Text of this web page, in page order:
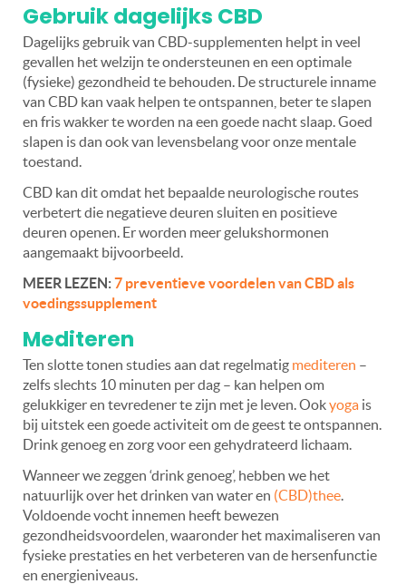
Gebruik dagelijks CBD
Dagelijks gebruik van CBD-supplementen helpt in veel
gevallen het welzijn te ondersteunen en een optimale
(fysieke) gezondheid te behouden. De structurele inname
van CBD kan vaak helpen te ontspannen, beter te slapen
en fris wakker te worden na een goede nacht slaap. Goed
slapen is dan ook van levensbelang voor onze mentale
toestand.
CBD kan dit omdat het bepaalde neurologische routes
verbetert die negatieve deuren sluiten en positieve
deuren openen. Er worden meer gelukshormonen
aangemaakt bijvoorbeeld.
MEER LEZEN:7 preventieve voordelen van CBD als
voedingssupplement
Mediteren
Ten slotte tonen studies aan dat regelmatig mediteren –
zelfs slechts 10 minuten per dag – kan helpen om
gelukkiger en tevredener te zijn met je leven. Ookyoga is
bij uitstek een goede activiteit om de geest te ontspannen.
Drink genoeg en zorg voor een gehydrateerd lichaam.
Wanneer we zeggen ‘drink genoeg’, hebben we het
natuurlijk over het drinken van water en (CBD)thee
Voldoende vocht innemen heeft bewezen
gezondheidsvoordelen, waaronder het maximaliseren van
fysieke prestaties en het verbeteren van de hersenfunctie
en energieniveaus.